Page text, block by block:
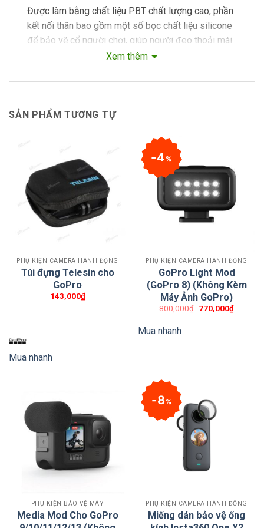
Được làm bằng chất liệu PBT chất lượng cao, phần
kết nối thân bao gồm một số bọc chất liệu silicone
để bảo vệ cổ người chơi, giúp người đeo thoải mái
Ứng dụng không chỉ sử dụng để quay video trực
trợ mang đi bất cứ đâu bạn muốn.
Thương hiệu: Tensioner
Màu: thế hệ thứ ba
Thiết bị tương thích: Điện thoại thông minh, Máy ảnh
Tính năng đặc biệt: Handfree
Xem thêm
SẢN PHẨM TƯƠNG TỰ
PHỤ KIỆN CAMERA HÀNH ĐỘNG
Túi đựng Telesin cho
GoPro
143,000₫
Mua nhanh
4%
PHỤ KIỆN CAMERA HÀNH ĐỘNG
GoPro Light Mod
(GoPro 8) (Không Kèm
Máy Ảnh GoPro)
800,000₫ 770,000₫
Mua nhanh
PHỤ KIỆN BẢO VỆ MÁY
Media Mod Cho GoPro
8%
PHỤ KIỆN CAMERA HÀNH ĐỘNG
Miếng dán bảo vệ ống